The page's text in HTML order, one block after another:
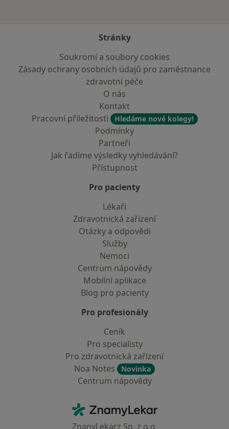
Stránky
Soukromí a soubory cookies
Zásady ochrany osobních údajů pro zaměstnance
zdravotní péče
O nás
Kontakt
Pracovní příležitosti
Hledáme nové kolegy!
Podmínky
Partneři
Jak řadíme výsledky vyhledávání?
Přístupnost
Pro pacienty
Lékaři
Zdravotnická zařízení
Otázky a odpovědi
Služby
Nemoci
Centrum nápovědy
Mobilní aplikace
Blog pro pacienty
Pro profesionály
Ceník
Pro specialisty
Pro zdravotnická zařízení
Noa Notes
Novinka
Centrum nápovědy
ZnamyLekar - Hlavní stránka
ZnanyLekarz Sp. z o.o.